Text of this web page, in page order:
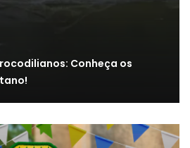
Conheça os